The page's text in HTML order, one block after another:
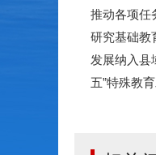
推动各项任
研究基础教
发展纳入县
五”特殊教